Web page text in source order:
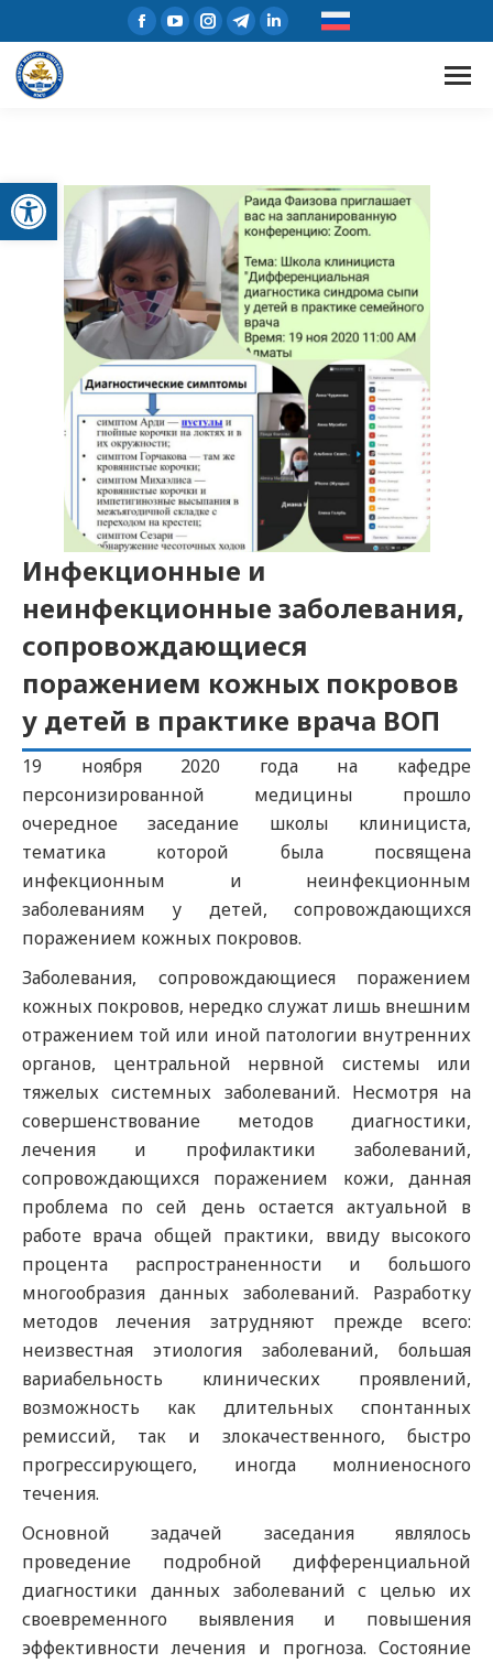
Открыть панель инструментов
Инфекционные и
неинфекционные заболевания,
сопровождающиеся
поражением кожных покровов
у детей в практике врача ВОП
19 ноября 2020 года на кафедре
персонизированной медицины прошло
очередное заседание школы клинициста,
тематика которой была посвящена
инфекционным и неинфекционным
заболеваниям у детей, сопровождающихся
поражением кожных покровов.
Заболевания, сопровождающиеся поражением
кожных покровов, нередко служат лишь внешним
отражением той или иной патологии внутренних
органов, центральной нервной системы или
тяжелых системных заболеваний. Несмотря на
совершенствование методов диагностики,
лечения и профилактики заболеваний,
сопровождающихся поражением кожи, данная
проблема по сей день остается актуальной в
работе врача общей практики, ввиду высокого
процента распространенности и большого
многообразия данных заболеваний. Разработку
методов лечения затрудняют прежде всего:
неизвестная этиология заболеваний, большая
вариабельность клинических проявлений,
возможность как длительных спонтанных
ремиссий, так и злокачественного, быстро
прогрессирующего, иногда молниеносного
течения.
Основной задачей заседания являлось
проведение подробной дифференциальной
диагностики данных заболеваний с целью их
своевременного выявления и повышения
эффективности лечения и прогноза. Состояние